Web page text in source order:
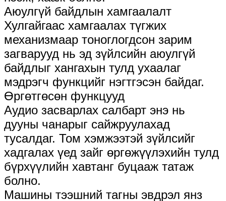
Аюулгүй байдлын хамгаалалт
Хулгайгаас хамгаалах түгжих
механизмаар тоноглогдсон зарим
загварууд нь эд зүйлсийн аюулгүй
байдлыг хангахын тулд ухаалаг
мэдрэгч функцийг нэгтгэсэн байдаг.
Өргөтгөсөн функцууд
Аудио засварлах салбарт энэ нь
дууны чанарыг сайжруулахад
тусалдаг. Том хэмжээтэй зүйлсийг
хадгалах үед зайг өргөжүүлэхийн тулд
бүрхүүлийн хавтанг буцааж татаж
болно.
Машины тээшний тагны эвдрэл янз